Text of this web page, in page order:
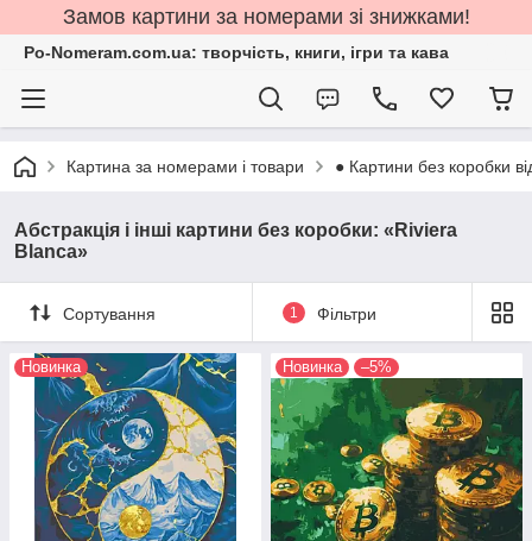
Замов картини за номерами зі знижками!
Po-Nomeram.com.ua: творчість, книги, ігри та кава
Картина за номерами і товари ● Картини без коробки
Абстракція і інші картини без коробки: «Riviera
Blanca»
Сортування 1 Фільтри
Новинка Новинка –5%